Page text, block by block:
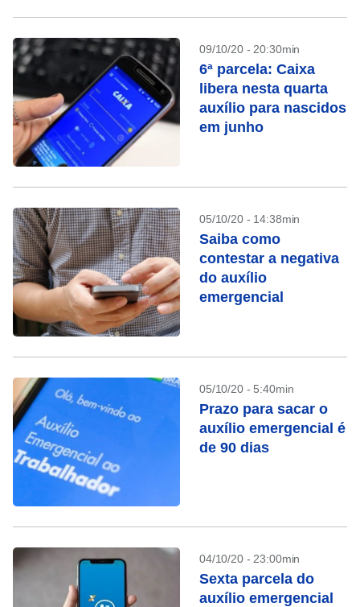
09/10/20 - 20:30min
6ª parcela: Caixa
libera nesta quarta
auxílio para nascidos
em junho
05/10/20 - 14:38min
Saiba como
contestar a negativa
do auxílio
emergencial
05/10/20 - 5:40min
Prazo para sacar o
auxílio emergencial é
de 90 dias
04/10/20 - 23:00min
Sexta parcela do
auxílio emergencial